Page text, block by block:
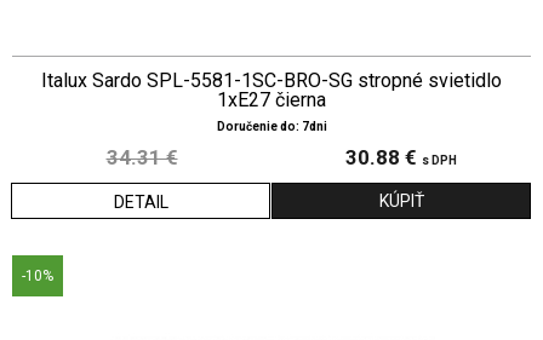
Italux Sardo SPL-5581-1SC-BRO-SG stropné svietidlo
1xE27 čierna
Doručenie do: 7dni
34.31 € 30.88 € s DPH
DETAIL
-10%